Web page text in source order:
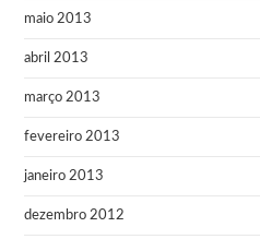
maio 2013
abril 2013
março 2013
fevereiro 2013
janeiro 2013
dezembro 2012